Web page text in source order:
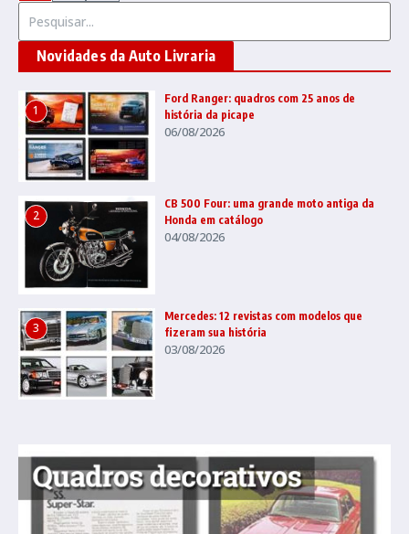
Novidades da Auto Livraria
1
Ford Ranger: quadros com 25 anos de
história da picape
06/08/2026
2
CB 500 Four: uma grande moto antiga da
Honda em catálogo
04/08/2026
3
Mercedes: 12 revistas com modelos que
fizeram sua história
03/08/2026